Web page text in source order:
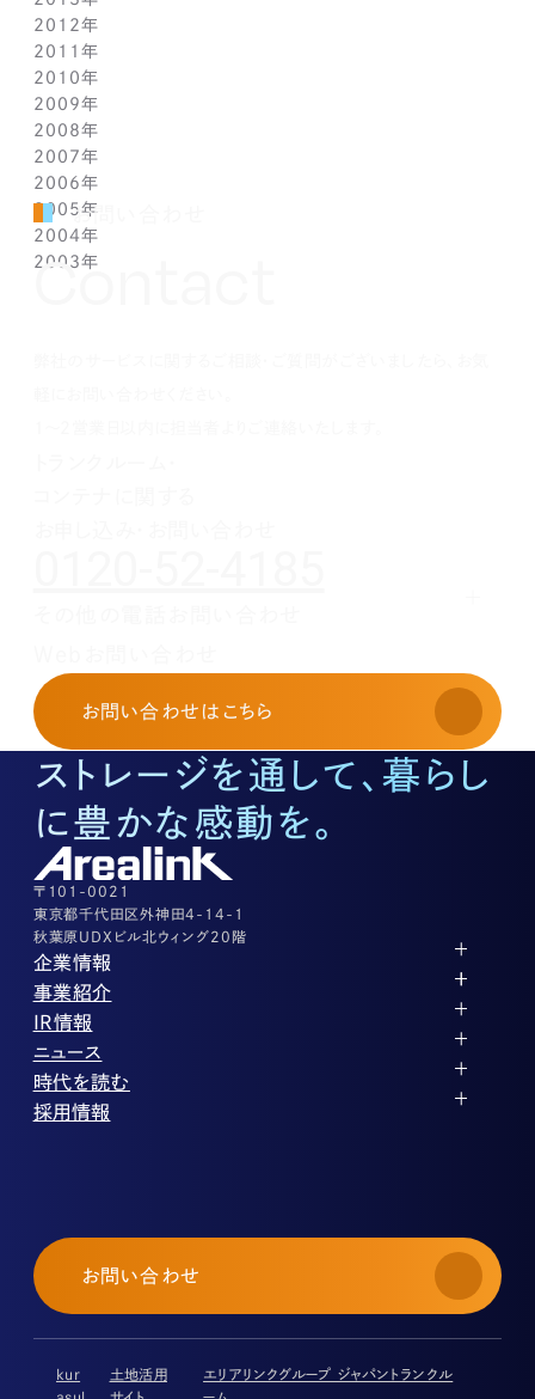
1月(2)
1月(2)
3月(1)
2月(1)
1月(2)
2月(1)
3月(1)
2月(1)
1月(1)
7月(1)
5月(1)
4月(1)
3月(1)
2月(1)
1月(1)
8月(1)
7月(1)
6月(1)
5月(1)
4月(1)
3月(1)
2月(1)
1月(1)
9月(1)
8月(1)
7月(1)
6月(1)
5月(1)
4月(1)
3月(1)
2月(1)
1月(1)
10月(1)
9月(1)
8月(1)
7月(1)
6月(1)
5月(1)
4月(1)
3月(1)
2月(1)
1月(1)
11月(1)
10月(1)
9月(1)
8月(1)
7月(1)
6月(1)
5月(1)
4月(1)
3月(1)
2月(1)
12月(1)
11月(1)
10月(1)
9月(1)
8月(1)
7月(1)
6月(1)
5月(1)
4月(1)
3月(1)
2012年
12月(1)
11月(1)
10月(1)
9月(1)
8月(1)
7月(1)
6月(1)
5月(1)
4月(1)
2011年
12月(1)
11月(1)
10月(1)
9月(1)
8月(1)
7月(1)
6月(1)
5月(1)
2010年
12月(1)
11月(1)
10月(1)
9月(1)
8月(1)
7月(1)
6月(1)
2009年
12月(1)
11月(1)
10月(1)
9月(1)
8月(1)
7月(1)
2008年
12月(1)
11月(1)
10月(1)
9月(1)
8月(1)
2007年
12月(1)
11月(1)
10月(1)
9月(1)
2006年
12月(1)
11月(1)
10月(1)
2005年
12月(1)
11月(1)
2004年
12月(1)
2003年
お問い合わせ
Contact
お申し込み・お問い合わせ
03-3526-8568
土地活用に関するお問い合わせ
03-3526-8574
底地に関するお問い合わせ
03-3526-8572
株式に関するお問い合わせ
03-3526-8556
その他上記に当てはまらない案件等
03-3526-8556
お問い合わせ はこちら
ストレージを通して、暮らし
に豊かな感動を。
〒101-0021
東京都千代田区外神田4-14-1
秋葉原UDXビル北ウィング20階
企業情報
代表メッセージ
企業理念
会社概要
役員紹介
沿革
コーポレートガバナンス
事業紹介
ストレージ事業
パートナー制度
ストレージライフ
土地権利整備事業
オフィス事業
アセット事業
IR情報
IRカレンダー
中期経営計画
事業等のリスク
株式・株主情報
個人投資家の皆様へ
よくある質問・用語集
IRメール登録
免責事項
ニュース
PR
IR
時代を読む
投稿一覧
採用情報
採用エントリー
お問い合わせ
kur
asul
土地活用
サイト
エリアリンクグループ ジャパントランクル
ーム